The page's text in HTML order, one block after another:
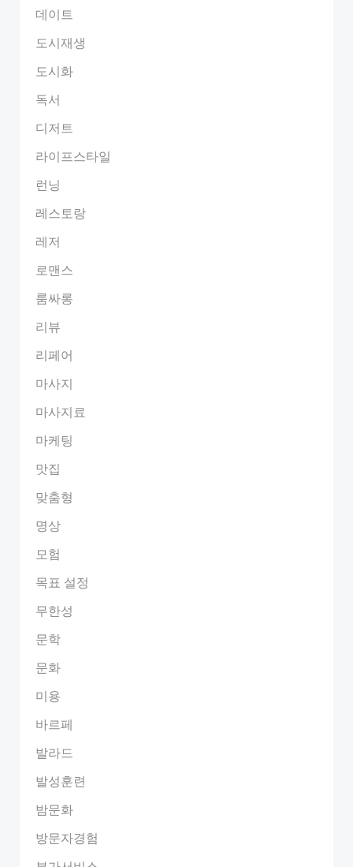
데이트
도시재생
도시화
독서
디저트
라이프스타일
런닝
레스토랑
레저
로맨스
룸싸롱
리뷰
리페어
마사지
마사지료
마케팅
맛집
맞춤형
명상
모험
목표 설정
무한성
문학
문화
미용
바르페
발라드
발성훈련
밤문화
방문자경험